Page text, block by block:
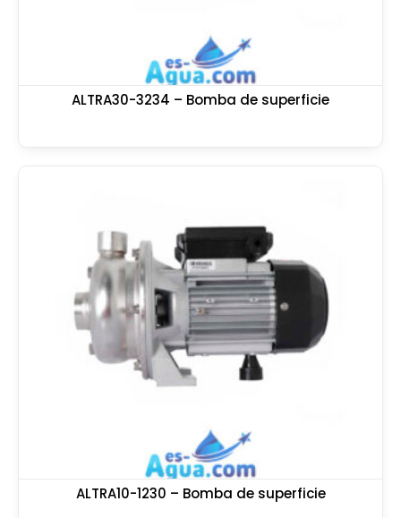
ALTRA30-3234 – Bomba de superficie
ALTRA10-1230 – Bomba de superficie